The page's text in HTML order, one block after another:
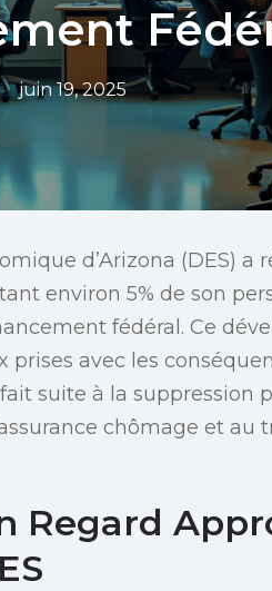
juin 19, 2025
d’Arizona (DES) a
environ 5% de son
fédéral. Ce
avec les
suite à la suppression
chômage et au
Regard